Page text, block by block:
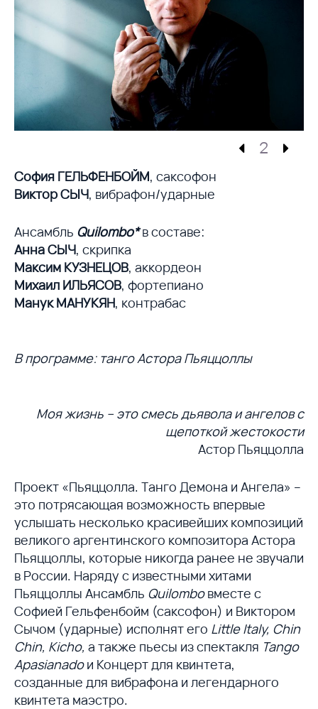
2
София ГЕЛЬФЕНБОЙМ, саксофон
Виктор СЫЧ, вибрафон/ударные
Ансамбль Quilombo*в составе:
Анна СЫЧ, скрипка
Максим КУЗНЕЦОВ, аккордеон
Михаил ИЛЬЯСОВ, фортепиано
Манук МАНУКЯН, контрабас
В программе: танго Астора Пьяццоллы
Моя жизнь – это смесь дьявола и ангелов с
щепоткой жестокости
Астор Пьяццолла
Проект «Пьяццолла. Танго Демона и Ангела» –
это потрясающая возможность впервые
услышать несколько красивейших композиций
великого аргентинского композитора Астора
Пьяццоллы, которые никогда ранее не звучали
в России. Наряду с известными хитами
Пьяццоллы Ансамбль Quilomboвместе с
Софией Гельфенбойм (саксофон) и Виктором
Сычом (ударные) исполнят его Little Italy, Chin
Chin, Kicho, а также пьесы из спектакля Tango
Apasianadoи Концерт для квинтета,
созданные для вибрафона и легендарного
квинтета маэстро.